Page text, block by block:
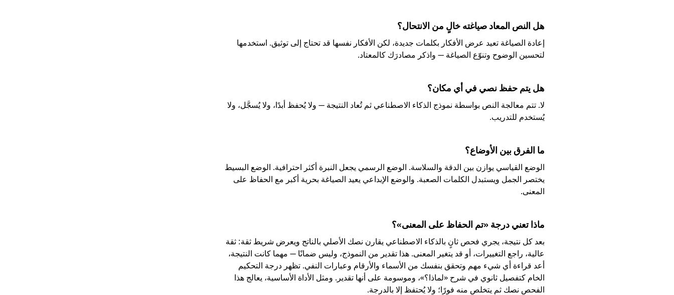
هل النص المعاد صياغته خالٍ من الانتحال؟
إعادة الصياغة تعيد عرض الأفكار بكلمات جديدة، لكن الأفكار نفسها قد تحتاج إلى توثيق. استخدمها
لتحسين الوضوح وتنوّع الصياغة — واذكر مصادرَك كالمعتاد.
هل يتم حفظ نصي في أي مكان؟
لا. تتم معالجة النص بواسطة نموذج الذكاء الاصطناعي ثم تُعاد النتيجة — ولا يُحفظ أبدًا، ولا يُسجَّل، ولا
يُستخدم للتدريب.
ما الفرق بين الأوضاع؟
الوضع القياسي يوازن بين الدقة والسلاسة. الوضع الرسمي يجعل النبرة أكثر احترافية. الوضع البسيط
يختصر الجمل ويستبدل الكلمات الصعبة. والوضع الإبداعي يعيد الصياغة بحرية أكبر مع الحفاظ على
المعنى.
ماذا تعني درجة «تم الحفاظ على المعنى»؟
بعد كل نتيجة، يجري فحص ثانٍ بالذكاء الاصطناعي يقارن نصك الأصلي بالناتج ويعرض شريط ثقة: ثقة
عالية، راجع التغييرات، أو قد يتغير المعنى. هذا تقدير من النموذج، وليس ضمانًا — مهما كانت النتيجة،
أعد قراءة أي شيء مهم وتحقق بنفسك من الأسماء والأرقام وعبارات النفي. تظهر درجة التحكيم
الخام كتفصيل ثانوي في شرح «لماذا؟»، وموسومة على أنها تقدير. ومثل الأداة الأساسية، يعالج هذا
الفحص نصك ثم يتخلص منه فورًا؛ ولا يُحتفظ إلا بالدرجة.